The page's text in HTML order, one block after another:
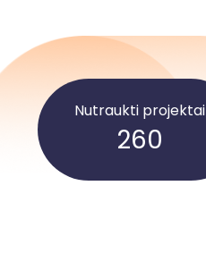
Nutraukti projektai
260